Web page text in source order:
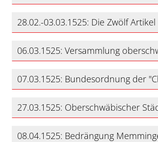
28.02.-03.03.1525: Die Zwölf Artikel
06.03.1525: Versammlung
07.03.1525: Bundesordnung der
27.03.1525: Oberschwäbischer
08.04.1525: Bedrängung